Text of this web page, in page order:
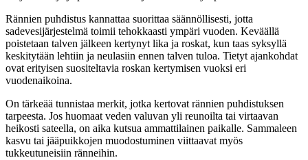
Rännien puhdistus kannattaa suorittaa säännöllisesti, jotta
sadevesijärjestelmä toimii tehokkaasti ympäri vuoden. Keväällä
poistetaan talven jälkeen kertynyt lika ja roskat, kun taas syksyllä
keskitytään lehtiin ja neulasiin ennen talven tuloa. Tietyt ajankohdat
ovat erityisen suositeltavia roskan kertymisen vuoksi eri
vuodenaikoina.
On tärkeää tunnistaa merkit, jotka kertovat rännien puhdistuksen
tarpeesta. Jos huomaat veden valuvan yli reunoilta tai virtaavan
heikosti sateella, on aika kutsua ammattilainen paikalle. Sammaleen
kasvu tai jääpuikkojen muodostuminen viittaavat myös
tukkeutuneisiin ränneihin.